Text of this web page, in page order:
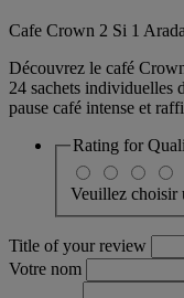
Cafe Crown 2 Si 1
Découvrez le café
24 sachets individuelles
pause café intense et
Rating for
Veuillez choisir
Title of your review
Votre nom